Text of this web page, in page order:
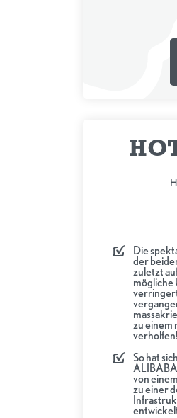
Die
der
zuletzt
mögliche
zu einem
verholfen!
So hat
von
zu einer